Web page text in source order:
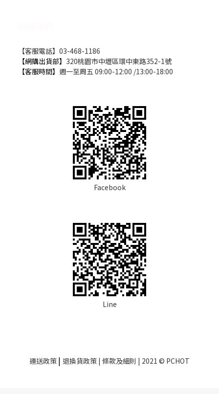
【客服電話】03-468-1186
【網購出貨部】 320桃園市中壢區環中東路352-1號
【客服時間】 週一至周五 09:00-12:00 /13:00-18:00
Facebook
Line
運送政策 | 退換貨政策 | 條款及細則 | 2021 © PCHOT